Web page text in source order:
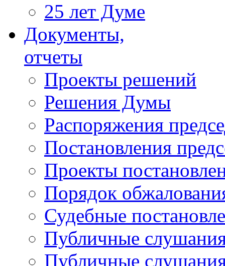
25 лет Думе
Документы,
отчеты
Проекты решений
Решения Думы
Распоряжения
Постановления
Проекты
Порядок
Судебные
Публичные
Публичные